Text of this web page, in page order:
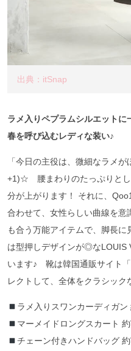
出典：itSnap
ラメ入りペプラムシルエットに
春を呼び込むレディな装い♪
「今日の主役は、微細なラメ
+1)☆ 腰まわりのたっぷりとし
分が上がります！ それに、
合わせて、女性らしい曲線を意
も合う万能アイテムで、脚長
は型押しデザインが◎なLOUIS
います♪ 靴は韓国通販サイト
レクトして、全体をクラシック
ラメ入りスワンカーディガ
マーメイドロングスカート
チェーン付きハンドバッグ